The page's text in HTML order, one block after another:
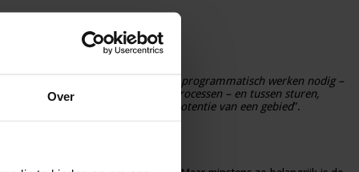
Over
projectjasje duwen. Dan heb je programmatisch werken nodig –
Tussen projecten, programma’s, processen – en tussen sturen,
af van de zelfredzaamheid en de potentie van een gebied”.